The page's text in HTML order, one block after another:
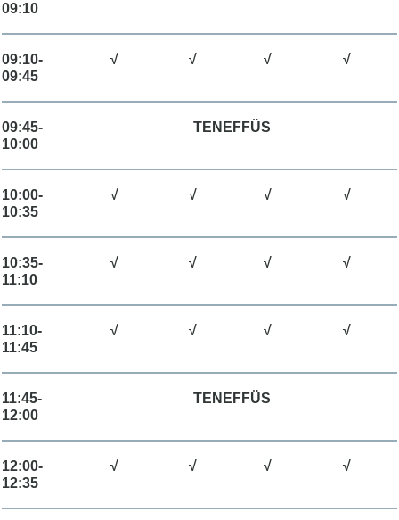
09:10
09:10-
09:45
√ √ √ √
09:45-
10:00
TENEFFÜS
10:00-
10:35
√ √ √ √
10:35-
11:10
√ √ √ √
11:10-
11:45
√ √ √ √
11:45-
12:00
TENEFFÜS
12:00-
12:35
√ √ √ √